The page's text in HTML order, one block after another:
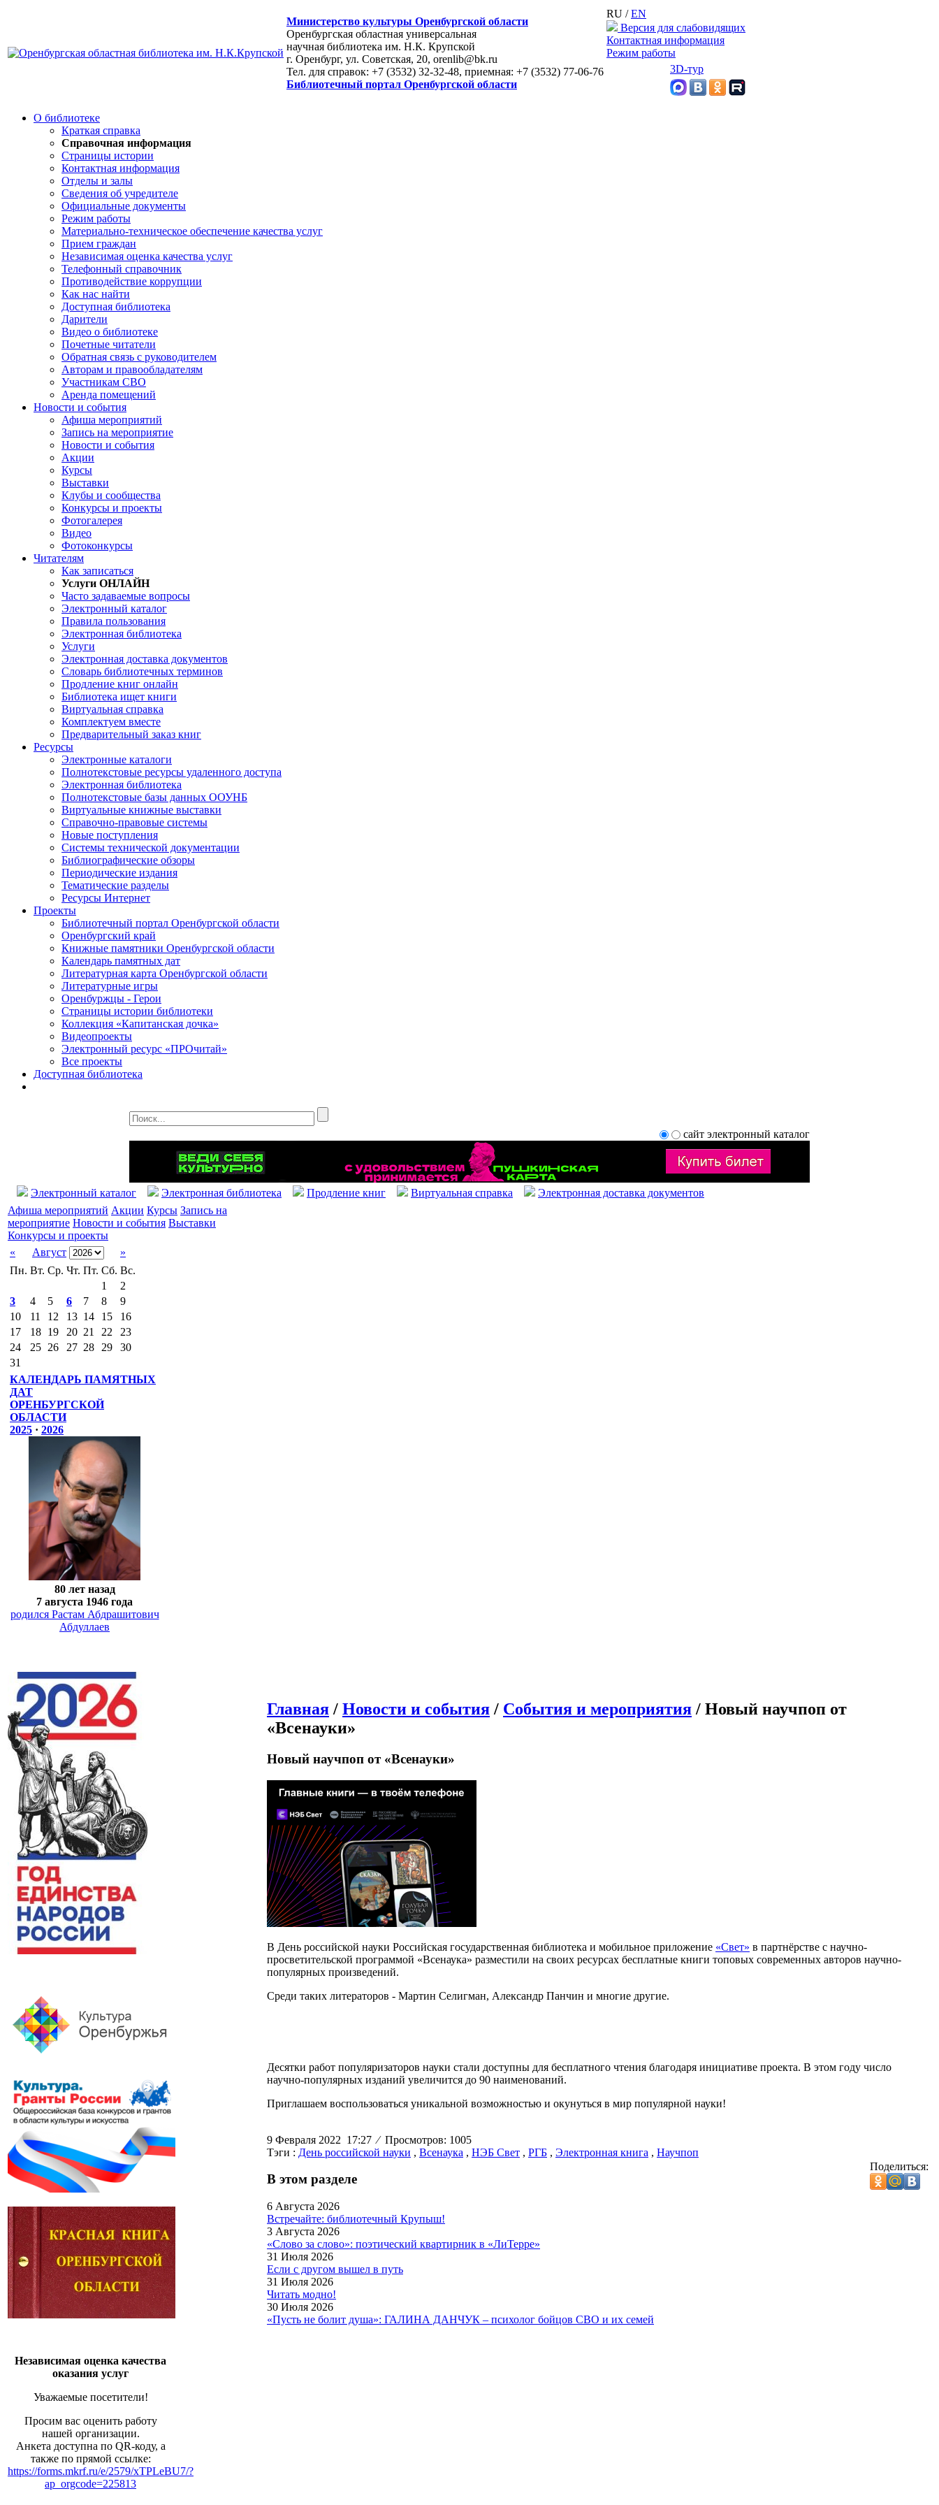
Министерство культуры Оренбургской области
Оренбургская областная универсальная
научная библиотека им. Н.К. Крупской
г. Оренбург, ул. Советская, 20, orenlib@bk.ru
Тел. для справок: +7 (3532) 32-32-48, приемная: +7 (3532) 77-06-76
Библиотечный портал Оренбургской области
RU /EN
Версия для слабовидящих
Контактная информация
Режим работы
3D-тур
О библиотеке
Краткая справка
Справочная информация
Страницы истории
Контактная информация
Отделы и залы
Сведения об учредителе
Официальные документы
Режим работы
Материально-техническое обеспечение качества услуг
Прием граждан
Независимая оценка качества услуг
Телефонный справочник
Противодействие коррупции
Как нас найти
Доступная библиотека
Дарители
Видео о библиотеке
Почетные читатели
Обратная связь с руководителем
Авторам и правообладателям
Участникам СВО
Аренда помещений
Новости и события
Афиша мероприятий
Запись на мероприятие
Новости и события
Акции
Курсы
Выставки
Клубы и сообщества
Конкурсы и проекты
Фотогалерея
Видео
Фотоконкурсы
Читателям
Как записаться
Услуги ОНЛАЙН
Часто задаваемые вопросы
Электронный каталог
Правила пользования
Электронная библиотека
Услуги
Электронная доставка документов
Словарь библиотечных терминов
Продление книг онлайн
Библиотека ищет книги
Виртуальная справка
Комплектуем вместе
Предварительный заказ книг
Ресурсы
Электронные каталоги
Полнотекстовые ресурсы удаленного доступа
Электронная библиотека
Полнотекстовые базы данных ООУНБ
Виртуальные книжные выставки
Справочно-правовые системы
Новые поступления
Cистемы технической документации
Библиографические обзоры
Периодические издания
Тематические разделы
Ресурсы Интернет
Проекты
Библиотечный портал Оренбургской области
Оренбургский край
Книжные памятники Оренбургской области
Календарь памятных дат
Литературная карта Оренбургской области
Литературные игры
Оренбуржцы - Герои
Страницы истории библиотеки
Коллекция «Капитанская дочка»
Видеопроекты
Электронный ресурс «ПРОчитай»
Все проекты
Доступная библиотека
сайт электронный каталог
Электронный каталог Электронная библиотека Продление книг Виртуальная справка
Электронная доставка документов
Афиша мероприятий Акции Курсы Запись на
мероприятие Новости и события Выставки
Конкурсы и проекты
«
Август
»
Пн. Вт. Ср. Чт. Пт. Сб. Вс.
1
2
3
4 5 6 7 8
9
10
11 12 13 14 15
16
17
18 19 20 21 22
23
24
25 26 27 28 29
30
31
КАЛЕНДАРЬ ПАМЯТНЫХ
ДАТ
ОРЕНБУРГСКОЙ
ОБЛАСТИ
2025 · 2026
80 лет назад
7 августа 1946 года
родился Растам Абдрашитович
Абдуллаев
Независимая оценка качества
оказания услуг
Уважаемые посетители!
Просим вас оценить работу
нашей организации.
Анкета доступна по QR-коду, а
также по прямой ссылке:
https://forms.mkrf.ru/e/2579/xTPLeBU7/?
ap_orgcode=225813
Главная / Новости и события / События и мероприятия / Новый научпоп от
«Всенауки»
Новый научпоп от «Всенауки»
В День российской науки Российская государственная библиотека и мобильное приложение «Свет» в партнёрстве с научно-
просветительской программой «Всенаука» разместили на своих ресурсах бесплатные книги топовых современных авторов научно-
популярных произведений.
Среди таких литераторов - Мартин Селигман, Александр Панчин и многие другие.
Десятки работ популяризаторов науки стали доступны для бесплатного чтения благодаря инициативе проекта. В этом году число
научно-популярных изданий увеличится до 90 наименований.
Приглашаем воспользоваться уникальной возможностью и окунуться в мир популярной науки!
9 Февраля 2022 17:27⁄Просмотров: 1005
Тэги : День российской науки , Всенаука , НЭБ Свет , РГБ , Электронная книга , Научпоп
Поделиться:
В этом разделе
6 Августа 2026
Встречайте: библиотечный Крупыш!
3 Августа 2026
«Слово за слово»: поэтический квартирник в «ЛиТерре»
31 Июля 2026
Если с другом вышел в путь
31 Июля 2026
Читать модно!
30 Июля 2026
«Пусть не болит душа»: ГАЛИНА ДАНЧУК – психолог бойцов СВО и их семей